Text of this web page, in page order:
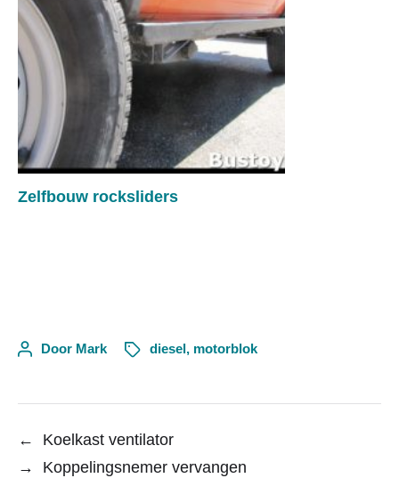
Zelfbouw rocksliders
Door Mark diesel , motorblok
←
Koelkast ventilator
→
Koppelingsnemer vervangen